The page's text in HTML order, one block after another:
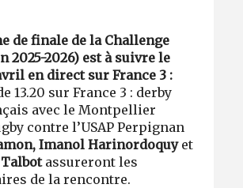
de finale de la Challenge
2025-2026) est à suivre le
en direct sur France 3 :
13.20 sur France 3 : derby
avec le Montpellier
contre l’USAP Perpignan
Imanol Harinordoquyet
assureront les
de la rencontre.